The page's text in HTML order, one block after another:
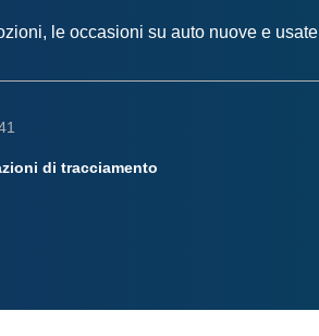
le occasioni su auto nuove e usate
di tracciamento